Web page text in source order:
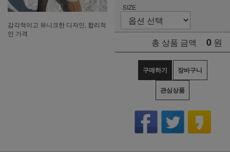
감각적이고 유니크한 디자인, 합리적
인 가격
SIZE
총 상품 금액 0 원
구매하기 장바구니
관심상품